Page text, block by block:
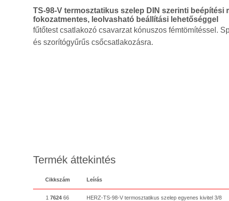
TS-98-V termosztatikus szelep DIN szerinti beépítési
fokozatmentes, leolvasható beállítási lehetőséggel
fűtőtest csatlakozó csavarzat kónuszos fémtömítéssel.
és szorítógyűrűs csőcsatlakozásra.
Termék áttekintés
Cikkszám Leírás
1 7624 66 HERZ-TS-98-V termosztatikus szelep egyenes kivitel 3/8